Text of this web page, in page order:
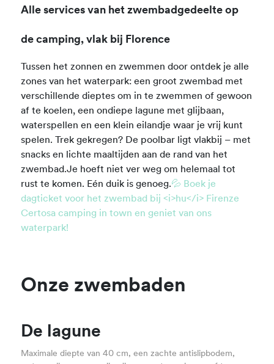
Alle services van het zwembadgedeelte op
de camping, vlak bij Florence
Tussen het zonnen en zwemmen door ontdek je alle
zones van het waterpark: een groot zwembad met
verschillende dieptes om in te zwemmen of gewoon
af te koelen, een ondiepe lagune met glijbaan,
waterspellen en een klein eilandje waar je vrij kunt
spelen. Trek gekregen? De poolbar ligt vlakbij – met
snacks en lichte maaltijden aan de rand van het
zwembad.Je hoeft niet ver weg om helemaal tot
rust te komen. Eén duik is genoeg.💦 Boek je
dagticket voor het zwembad bij <i>hu</i> Firenze
Certosa camping in town en geniet van ons
waterpark!
Onze zwembaden
De lagune
Maximale diepte van 40 cm, een zachte antislipbodem,